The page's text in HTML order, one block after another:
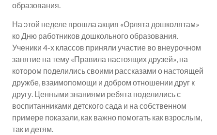
образования.
На этой неделе прошла акция «Орлята дошколятам»
ко Дню работников дошкольного образования.
Ученики 4-х классов приняли участие во внеурочном
занятие на тему «Правила настоящих друзей», на
котором поделились своими рассказами о настоящей
дружбе, взаимопомощи и добром отношении друг к
другу. Ценными знаниями ребята поделились с
воспитанниками детского сада и на собственном
примере показали, как важно помогать как взрослым,
так и детям.